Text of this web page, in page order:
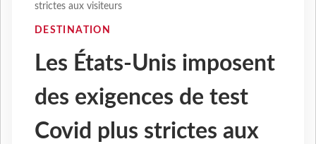
strictes aux visiteurs
DESTINATION
Les États-Unis imposent
des exigences de test
Covid plus strictes aux